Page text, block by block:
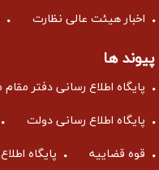
اخبار هیئت عالی نظارت
پیوند ها
پایگاه اطلاع رسانی دفتر
پایگاه اطلاع رسانی دولت
قوه قضاییه پایگاه